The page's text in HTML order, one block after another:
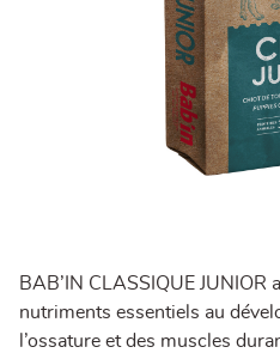
BAB’IN CLASSIQUE
nutriments essentiels au
l’ossature et des muscles